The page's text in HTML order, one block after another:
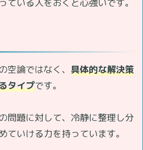
ている人をおくと心強いです。
空論ではなく、 具体的な解決策
タイプです。
問題に対して、冷静に整理し分
ていける力を持っています。